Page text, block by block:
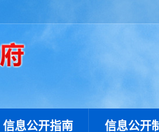
信息公开指南 信息公开